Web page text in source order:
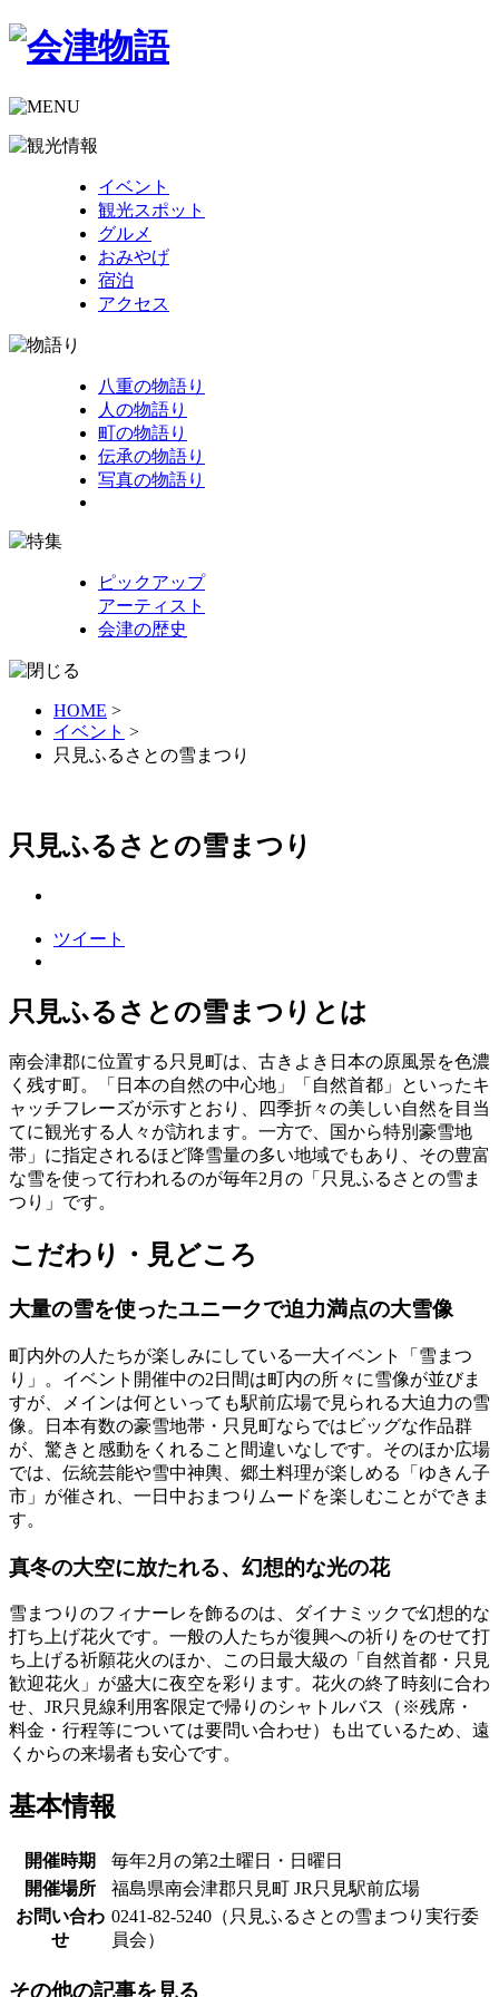
イベント
観光スポット
グルメ
おみやげ
宿泊
アクセス
八重の物語り
人の物語り
町の物語り
伝承の物語り
写真の物語り
ピックアップ
アーティスト
会津の歴史
HOME >
イベント >
只見ふるさとの雪まつり
只見ふるさとの雪まつり
ツイート
只見ふるさとの雪まつりとは
南会津郡に位置する只見町は、古きよき日本の原風景を色濃
く残す町。「日本の自然の中心地」「自然首都」といったキ
ャッチフレーズが示すとおり、四季折々の美しい自然を目当
てに観光する人々が訪れます。一方で、国から特別豪雪地
帯」に指定されるほど降雪量の多い地域でもあり、その豊富
な雪を使って行われるのが毎年2月の「只見ふるさとの雪ま
つり」です。
こだわり・見どころ
大量の雪を使ったユニークで迫力満点の大雪像
町内外の人たちが楽しみにしている一大イベント「雪まつ
り」。イベント開催中の2日間は町内の所々に雪像が並びま
すが、メインは何といっても駅前広場で見られる大迫力の雪
像。日本有数の豪雪地帯・只見町ならではビッグな作品群
が、驚きと感動をくれること間違いなしです。そのほか広場
では、伝統芸能や雪中神輿、郷土料理が楽しめる「ゆきん子
市」が催され、一日中おまつりムードを楽しむことができま
す。
真冬の大空に放たれる、幻想的な光の花
雪まつりのフィナーレを飾るのは、ダイナミックで幻想的な
打ち上げ花火です。一般の人たちが復興への祈りをのせて打
ち上げる祈願花火のほか、この日最大級の「自然首都・只見
歓迎花火」が盛大に夜空を彩ります。花火の終了時刻に合わ
せ、JR只見線利用客限定で帰りのシャトルバス（※残席・
料金・行程等については要問い合わせ）も出ているため、遠
くからの来場者も安心です。
基本情報
開催時期
毎年2月の第2土曜日・日曜日
開催場所
福島県南会津郡只見町 JR只見駅前広場
お問い合わ
せ
0241-82-5240（只見ふるさとの雪まつり実行委
員会）
その他の記事を見る